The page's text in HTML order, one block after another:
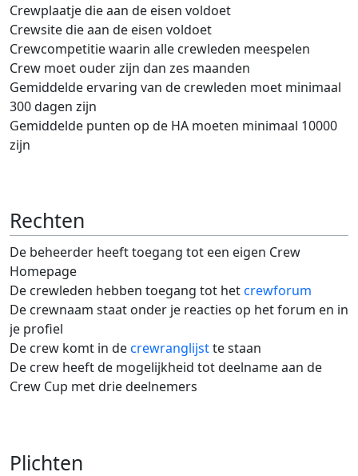
Crewplaatje die aan de eisen voldoet
Crewsite die aan de eisen voldoet
Crewcompetitie waarin alle crewleden meespelen
Crew moet ouder zijn dan zes maanden
Gemiddelde ervaring van de crewleden moet minimaal
300 dagen zijn
Gemiddelde punten op de HA moeten minimaal 10000
zijn
Rechten
De beheerder heeft toegang tot een eigen Crew
Homepage
De crewleden hebben toegang tot hetcrewforum
De crewnaam staat onder je reacties op het forum en in
je profiel
De crew komt in decrewranglijstte staan
De crew heeft de mogelijkheid tot deelname aan de
Crew Cup met drie deelnemers
Plichten